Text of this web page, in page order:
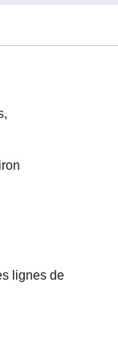
lignes de